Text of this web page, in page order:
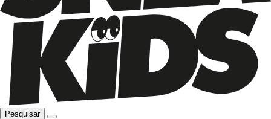
Pesquisar